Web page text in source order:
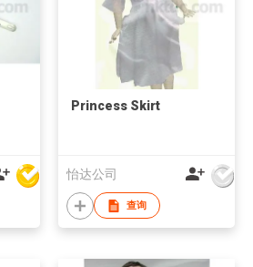
Princess Skirt
怡达公司
查询